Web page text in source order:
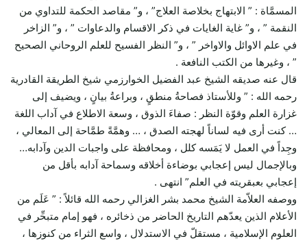
المسمَّاة : ” الابتهاج بخلاصة العلاج” ، و” مقاصد الحكمة للتداوي من
النقمة ” ، و” غاية الغايات في ذكر الاقسام والدعاوات ” ، و” الزاخر
في علم الاوائل والاواخر ” ، و” النظر الفسيح للعلم الروحاني الصحيح
” ، وغيرها من الكتب النافعة .
قال عنه صديقه الشيخ عبد الفضيل الخوارزمي شيخ الطريقة القادرية
رحمه الله : ” وللأستاذ فصاحةُ منطقٍ ، وبراعةُ بيانٍ ، ويضيف إلى
غزارة العلم وقوّة النظر : صفاءَ الذوق ، وسعة الاطلاع في آداب اللغة
… كنت أرى فيه لساناً لهجته الصدق ، … وهمَّةً طمَّاحة إلى المعالي ،
وجِداً في العمل لا يَمَسه كلل ، ومحافظة على واجبات الدين وآدابه…
وبالإجمال ليس إعجابي بوضاءة أخلاقه وسماحة آدابه بأقل من
إعجابي بعبقريته في العلم” انتهى .
ووصفه العلاّمة الشيخ محمد بشر الغزالي رحمه الله قائلاً : ” عَلَم من
الأعلام الذين يعدّهم التاريخ الحاضر من ذخائره ، فهو إمام متبحِّر في
العلوم الإسلامية ، مستقلّ في الاستدلال ، واسع الثراء من كنوزها ،